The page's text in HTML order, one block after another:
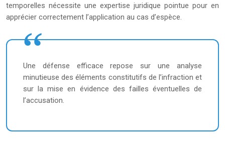
temporelles nécessite une expertise juridique pointue pour en
apprécier correctement l’application au cas d’espèce.
Une défense efficace repose sur une analyse
minutieuse des éléments constitutifs de l’infraction et
sur la mise en évidence des failles éventuelles de
l’accusation.